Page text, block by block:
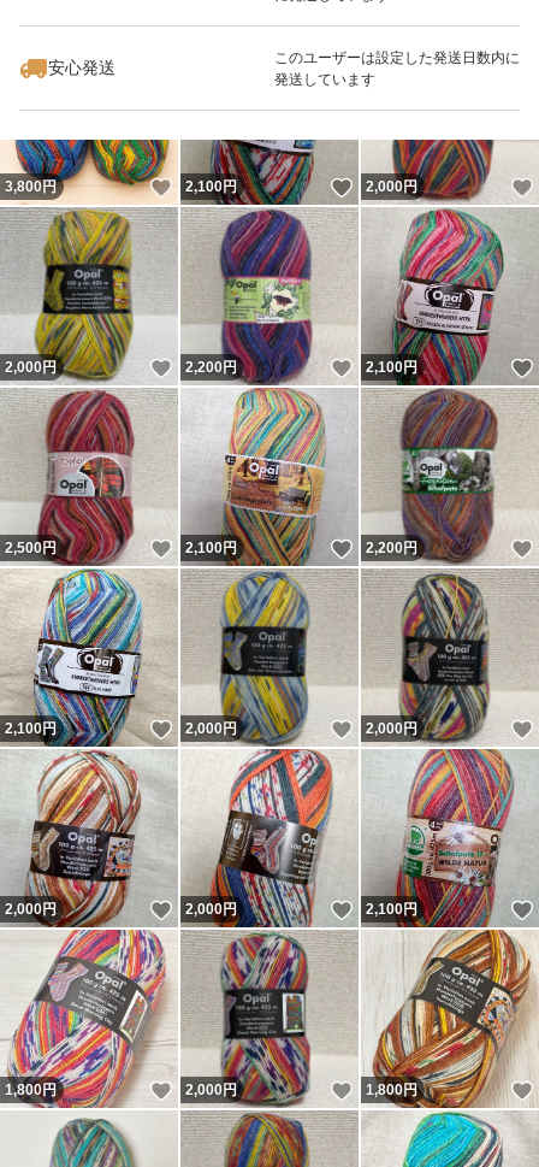
安心発送
このユーザーは設定した発送日数内に
発送しています
いいね！
2,200
3,800円 いいね！
2,100円 いいね！
2,000円
2,000円 いいね！
2,200円 いいね！
2,100円
2,500円 いいね！
2,100円 いいね！
2,200円
2,100円 いいね！
2,000円 いいね！
2,000円
2,000円 いいね！
2,000円 いいね！
2,100円
1,800円 いいね！
2,000円 いいね！
1,800円